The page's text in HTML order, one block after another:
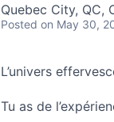
Quebec City, QC,
Posted on May 30,
L’univers
Tu as de